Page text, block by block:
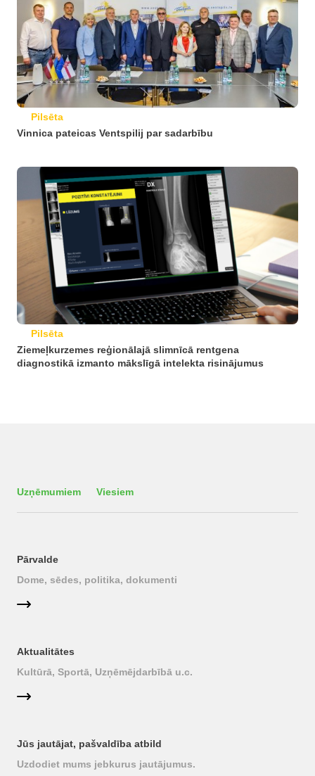
Pilsēta
Vinnica pateicas Ventspilij par sadarbību
Pilsēta
Ziemeļkurzemes reģionālajā slimnīcā rentgena
diagnostikā izmanto mākslīgā intelekta risinājumus
Uzņēmumiem Viesiem
Pārvalde
Dome, sēdes, politika, dokumenti
Aktualitātes
Kultūrā, Sportā, Uzņēmējdarbībā u.c.
Jūs jautājat, pašvaldība atbild
Uzdodiet mums jebkurus jautājumus.